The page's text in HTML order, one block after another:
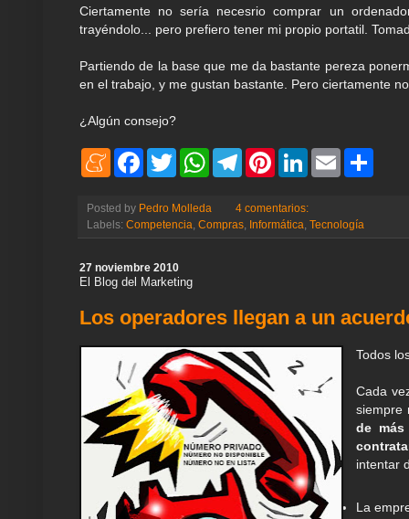
Ciertamente no sería necesrio comprar un
trayéndolo... pero prefiero tener mi propio portatil.
Partiendo de la base que me da bastante pereza
en el trabajo, y me gustan bastante. Pero ciertamente
¿Algún consejo?
M
a
m
e
F
b
o
o
T
w
t
e
r
W
s
A
p
T
g
r
a
P
e
r
e
L
e
d
I
E
Posted by Pedro Molleda
4 comentarios:
Labels: Competencia Compras Informática Tecnología
27 noviembre 2010
El Blog del Marketing
Los operadores llegan a un
Todos
Cada
siempre
de
intentar
La